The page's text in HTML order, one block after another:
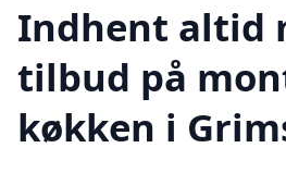
Indhent altid
tilbud på
køkken i